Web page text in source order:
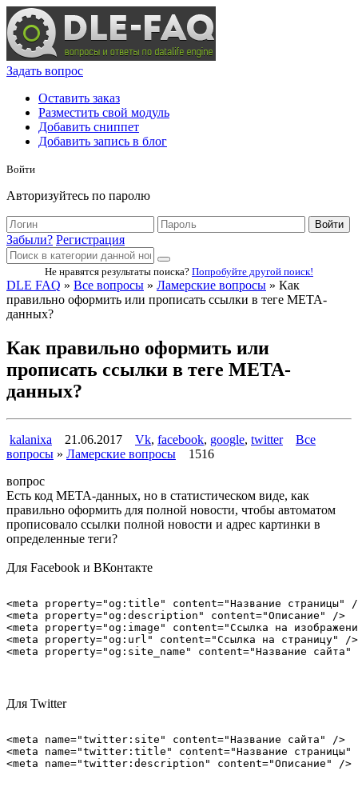
Задать вопрос
Оставить заказ
Разместить свой модуль
Добавить сниппет
Добавить запись в блог
Войти
Авторизуйтесь по паролю
Войти
Забыли? Регистрация
Не нравятся результаты поиска? Попробуйте другой поиск!
DLE FAQ » Все вопросы » Ламерские вопросы » Как
правильно оформить или прописать ссылки в теге META-
данных?
Как правильно оформить или
прописать ссылки в теге META-
данных?
kalanixa 21.06.2017 Vk, facebook, google, twitter
Все
вопросы » Ламерские вопросы
1516
вопрос
Есть код META-данных, но в статистическом виде, как
правильно оформить для полной новости, чтобы автоматом
прописовало ссылки полной новости и адрес картинки в
определенные теги?
Для Facebook и ВКонтакте
<meta property="og:title" content="Название страницы"
<meta property="og:description" content="Описание" />
<meta property="og:image" content="Ссылка на
<meta property="og:url" content="Ссылка на страницу" />
Для Twitter
<meta name="twitter:site" content="Название сайта" />
<meta name="twitter:title" content="Название страницы"